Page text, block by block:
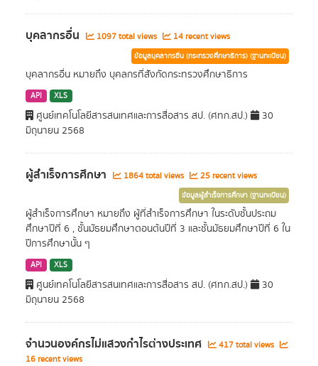
บุคลากรอื่น 1097 total views 14 recent views
ข้อมูลบุคลากรอื่น (กระทรวงศึกษาธิการ) (ฐานทะเบียน)
บุคลากรอื่น หมายถึง บุคลกรที่สังกัดกระทรวงศึกษาธิการ
API XLS
ศูนย์เทคโนโลยีสารสนเทศและการสื่อสาร สป. (ศทก.สป.)
30
มิถุนายน 2568
ผู้สำเร็จการศึกษา 1864 total views 25 recent views
ข้อมูลผู้สำเร็จการศึกษา (ฐานทะเบียน)
ผู้สำเร็จการศึกษา หมายถึง ผู้ที่สำเร็จการศึกษา ในระดับชั้นประถม
ศึกษาปีที่ 6 , ชั้นมัธยมศึกษาตอนต้นปีที่ 3 และชั้นมัธยมศึกษาปีที่ 6 ใน
ปีการศึกษานั้น ๆ
API XLS
ศูนย์เทคโนโลยีสารสนเทศและการสื่อสาร สป. (ศทก.สป.)
30
มิถุนายน 2568
จำนวนองค์กรไม่แสวงกำไรต่างประเทศ
417 total views
16 recent views